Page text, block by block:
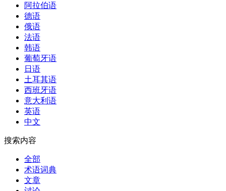
阿拉伯语
德语
俄语
法语
韩语
葡萄牙语
日语
土耳其语
西班牙语
意大利语
英语
中文
搜索内容
全部
术语词典
文章